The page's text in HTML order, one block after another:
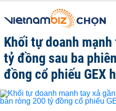
Khối tự doanh
tỷ đồng sau ba
đồng cổ phiếu GEX